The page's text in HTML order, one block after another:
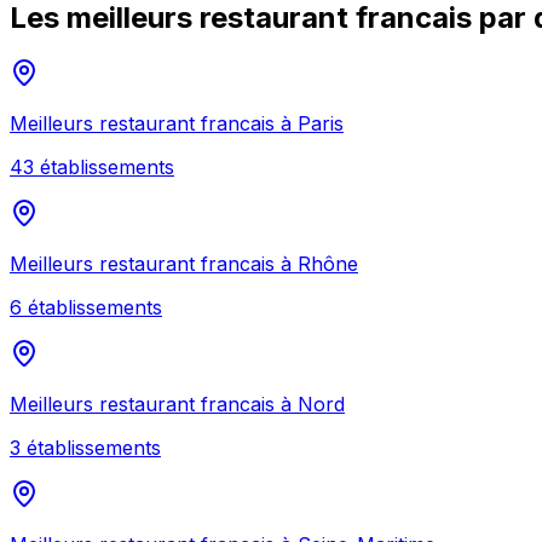
Les meilleurs restaurant francais par
Meilleurs restaurant francais à Paris
43 établissements
Meilleurs restaurant francais à Rhône
6 établissements
Meilleurs restaurant francais à Nord
3 établissements